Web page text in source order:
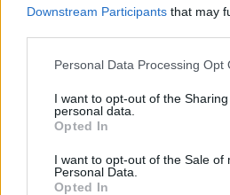
Downstream Participants that may
Please note that this website/app
not limited to your visit or usage
grant or deny consent to Google
use your data for below specified
consent section.
Personal Data Processing Opt
I want to opt-out of the
personal data.
Opted In
I want to opt-out of the Sale of
Personal Data.
Opted In
14:30 – 7,5 km, sprint
Pátek 6. 3.
10:30 – 12 km,
junioři
11:30 – 9 km,
juniorky